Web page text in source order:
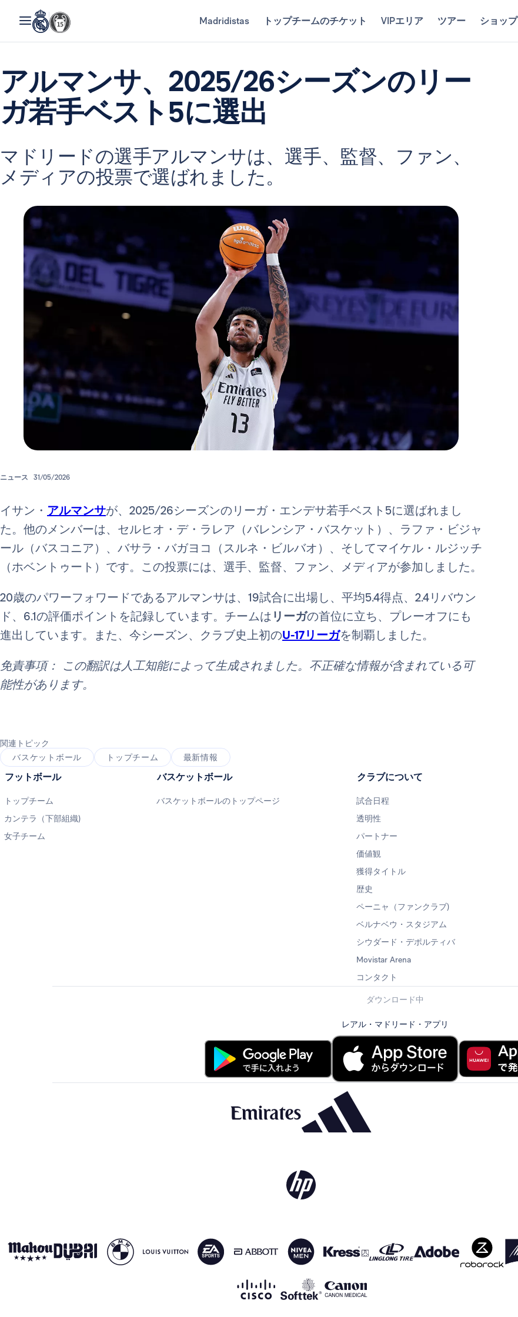
Madridistas トップチームのチケット VIPエリア ツアー ショップ
アルマンサ、2025/26シーズンのリー
ガ若手ベスト5に選出
マドリードの選手アルマンサは、選手、監督、ファン、
メディアの投票で選ばれました。
ニュース 31/05/2026
イサン・ アルマンサが、2025/26シーズンのリーガ・エンデサ若手ベスト5に選ばれまし
た。他のメンバーは、セルヒオ・デ・ラレア（バレンシア・バスケット）、ラファ・ビジャ
ール（バスコニア）、バサラ・バガヨコ（スルネ・ビルバオ）、そしてマイケル・ルジッチ
（ホベントゥート）です。この投票には、選手、監督、ファン、メディアが参加しました。
20歳のパワーフォワードであるアルマンサは、19試合に出場し、平均5.4得点、2.4リバウン
ド、6.1の評価ポイントを記録しています。チームは リーガの首位に立ち、プレーオフにも
進出しています。また、今シーズン、クラブ史上初のU-17リーガを制覇しました。
免責事項： この翻訳は人工知能によって生成されました。不正確な情報が含まれている可
能性があります。
関連トピック
バスケットボール
トップチーム 最新情報
フットボール
トップチーム
カンテラ（下部組織)
女子チーム
バスケットボール
バスケットボールのトップページ
クラブについて
試合日程
透明性
パートナー
価値観
獲得タイトル
歴史
ペーニャ（ファンクラブ)
ベルナベウ・スタジアム
シウダード・デポルティバ
Movistar Arena
コンタクト
ダウンロード中
レアル・マドリード・アプリ